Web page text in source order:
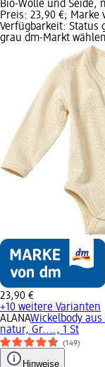
Bio-Wolle und Seide,
Preis: 23,90 €; Marke
Verfügbarkeit: Status
grau dm-Markt wählen
23,90 €
+10 weitere Varianten
ALANAWickelbody
natur, Gr...., 1 St
(149)
Hinweise